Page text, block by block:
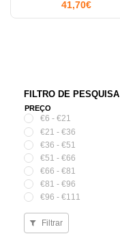
FILTRO DE PESQUISA
PREÇO
€6 - €21
€21 - €36
€36 - €51
€51 - €66
€66 - €81
€81 - €96
€96 - €111
Filtrar
41,70€